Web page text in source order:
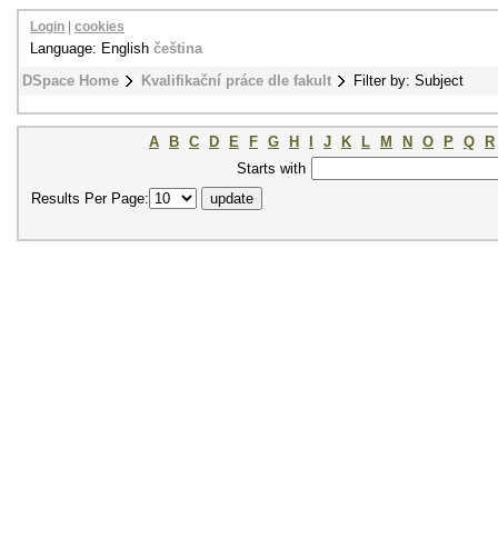
DSpace Home Kvalifikační práce dle fakult Filter by: Subject
Login cookies
Language: English čeština
A B C D E F G H J K L M N O P Q
R
Starts with
Results Per Page: